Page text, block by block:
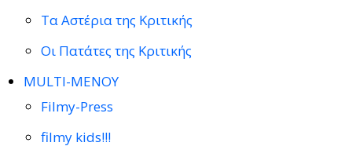
Τα Αστέρια της Κριτικής
Οι Πατάτες της Κριτικής
MULTI-ΜΕΝΟΥ
Filmy-Press
filmy kids!!!